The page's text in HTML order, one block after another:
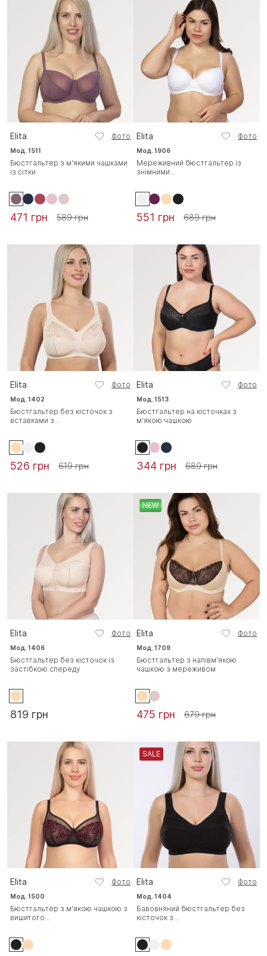
Elita Фото
Мод. 1511
Бюстгальтер з м'якими чашками
із сітки
471 грн 589 грн
Elita Фото
Мод. 1906
Мереживний бюстгальтер із
знімними...
551 грн 689 грн
Elita Фото
Мод. 1402
Бюстгальтер без кісточок з
вставками з...
526 грн 619 грн
Elita Фото
Мод. 1513
Бюстгальтер на кісточках з
м'якою чашкою
344 грн 689 грн
Elita Фото
Мод. 1406
Бюстгальтер без кісточок із
застібкою спереду
819 грн
NEW
Elita Фото
Мод. 1709
Бюстгальтер з напівм'якою
чашкою з мереживом
475 грн 679 грн
Elita Фото
Мод. 1500
Бюстгальтер з м'якою чашкою з
вишитого...
SALE
Elita Фото
Мод. 1404
Бавовняний бюстгальтер без
кісточок з...